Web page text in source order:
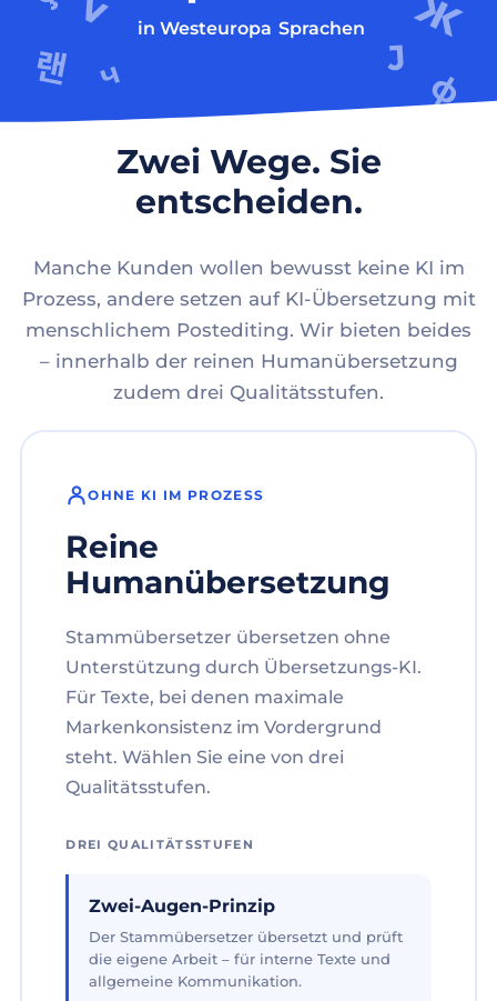
in Westeuropa Sprachen
Zwei Wege. Sie
entscheiden.
Manche Kunden wollen bewusst keine KI im
Prozess, andere setzen auf KI-Übersetzung mit
menschlichem Postediting. Wir bieten beides
– innerhalb der reinen Humanübersetzung
zudem drei Qualitätsstufen.
OHNE KI IM PROZESS
Reine
Humanübersetzung
Stammübersetzer übersetzen ohne
Unterstützung durch Übersetzungs-KI.
Für Texte, bei denen maximale
Markenkonsistenz im Vordergrund
steht. Wählen Sie eine von drei
Qualitätsstufen.
DREI QUALITÄTSSTUFEN
Zwei-Augen-Prinzip
Der Stammübersetzer übersetzt und prüft
die eigene Arbeit – für interne Texte und
allgemeine Kommunikation.